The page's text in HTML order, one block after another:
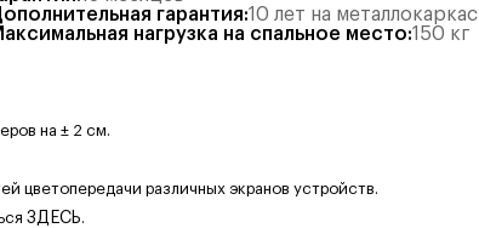
гарантия:10 лет на металлокаркас
нагрузка на спальное место:150 кг
на ± 2 см.
цветопередачи различных экранов устройств.
ЗДЕСЬ.